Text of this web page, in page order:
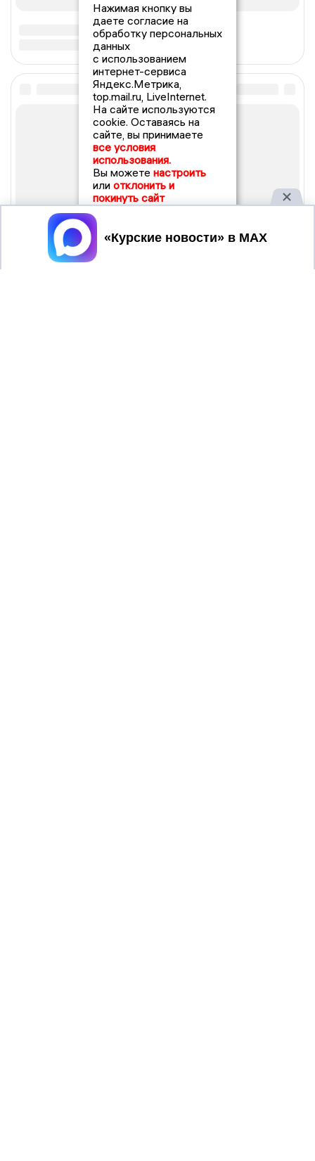
Нажимая кнопку вы
даете согласие на
обработку персональных
данных
с использованием
интернет-сервиса
Яндекс.Метрика,
top.mail.ru, LiveInternet.
На сайте используются
cookie. Оставаясь на
сайте, вы принимаете
все условия
использования.
Вы можете настроить
или отклонить и
покинуть сайт
Принять